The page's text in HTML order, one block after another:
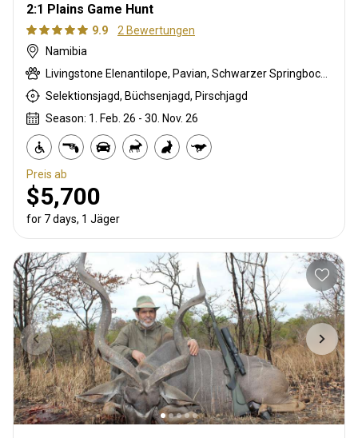
2:1 Plains Game Hunt
9.9
2 Bewertungen
Namibia
Selektionsjagd, Büchsenjagd, Pirschjagd
Season: 1. Feb. 26 - 30. Nov. 26
Preis ab
$5,700
for 7 days, 1 Jäger